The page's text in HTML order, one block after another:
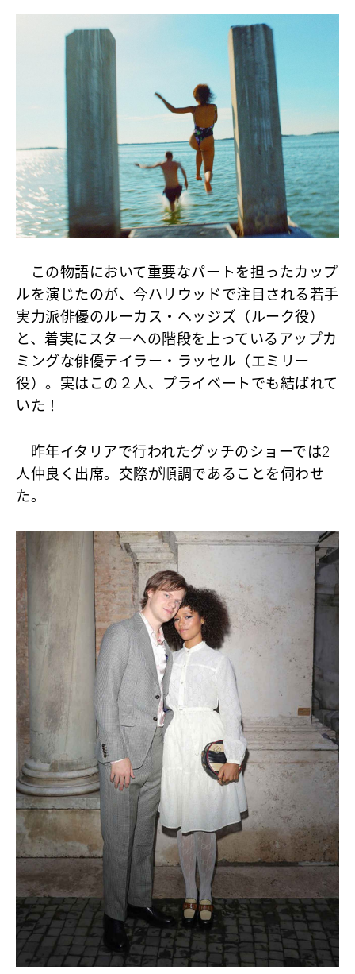
この物語において重要なパートを担ったカップ
ルを演じたのが、今ハリウッドで注目される若手
実力派俳優のルーカス・ヘッジズ（ルーク役）
と、着実にスターへの階段を上っているアップカ
ミングな俳優テイラー・ラッセル（エミリー
役）。実はこの２人、プライベートでも結ばれて
いた！
昨年イタリアで行われたグッチのショーでは2
人仲良く出席。交際が順調であることを伺わせ
た。